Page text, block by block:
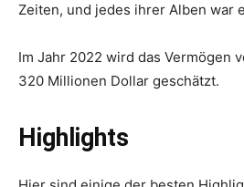
Zeiten, und jedes ihrer Alben war
Im Jahr 2022 wird das Vermögen
320 Millionen Dollar geschätzt.
Highlights